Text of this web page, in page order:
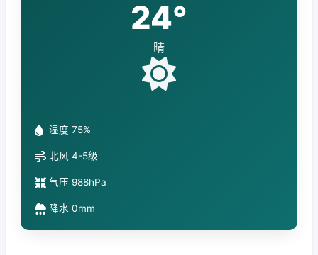
24°
晴
湿度 75%
北风 4-5级
气压 988hPa
降水 0mm